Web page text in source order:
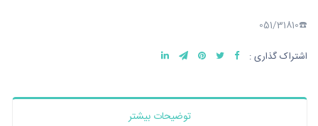
☎️051/31810
اشتراک گذاری :
توضیحات بیشتر